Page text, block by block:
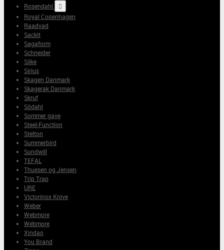
Rosendahl

Royal Copenhagen
Raadvad
Sackit
Sagaform
Schneider
Silke
Sirius
Skagen Danmark
Skagerak Danmark
Skruf
Sôdahl
Sommer gave
Steel-Function
Stelton
Summerbird
Sundwill
TEFAL
Thuesen og Jensen
Trip Trap
URE
Victorinox Knive
Weber
Webmore
Webmore
Xindao
You Brand